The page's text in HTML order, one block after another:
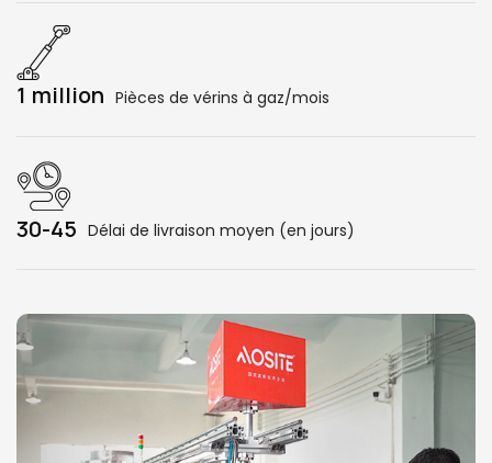
1 million Pièces de vérins à gaz/mois
30-45 Délai de livraison moyen (en jours)